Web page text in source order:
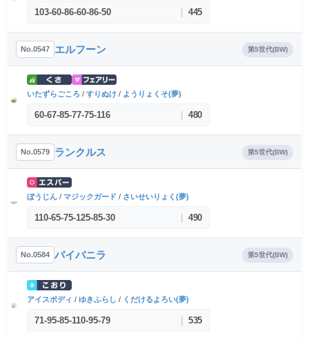
103-60-86-60-86-50 445
No.0547 エルフーン 第5世代(BW)
いたずらごころ / すりぬけ / ようりょくそ(夢)
60-67-85-77-75-116 480
No.0579 ランクルス 第5世代(BW)
ぼうじん / マジックガード / さいせいりょく(夢)
110-65-75-125-85-30 490
No.0584 バイバニラ 第5世代(BW)
アイスボディ / ゆきふらし / くだけるよろい(夢)
71-95-85-110-95-79 535